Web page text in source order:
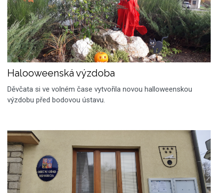
Halooweenská výzdoba
Děvčata si ve volném čase vytvořila novou halloweenskou
výzdobu před bodovou ústavu.